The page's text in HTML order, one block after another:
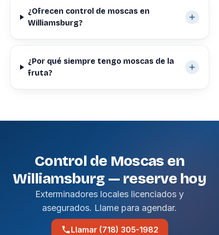
¿Ofrecen control de moscas en
Williamsburg?
¿Por qué siempre tengo moscas de la
fruta?
Control de Moscas en
Williamsburg — reserve hoy
Exterminadores locales licenciados y
asegurados. Llame para agendar.
Llamar (718) 305-1982